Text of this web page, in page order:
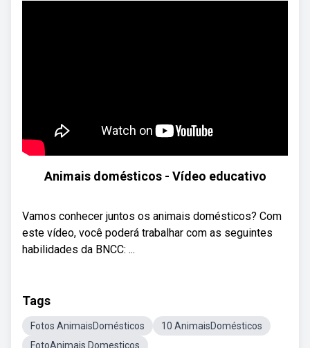
Animais domésticos - Vídeo educativo
Vamos conhecer juntos os animais domésticos? Com
este vídeo, você poderá trabalhar com as seguintes
habilidades da BNCC: ...
Tags
Fotos AnimaisDomésticos
10 AnimaisDomésticos
FotoAnimais Domesticos